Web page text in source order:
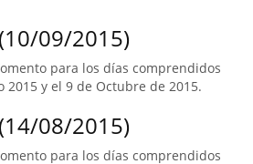
09/2015)
para los días comprendidos
2015 y el 9 de Octubre de 2015.
08/2015)
para los días comprendidos